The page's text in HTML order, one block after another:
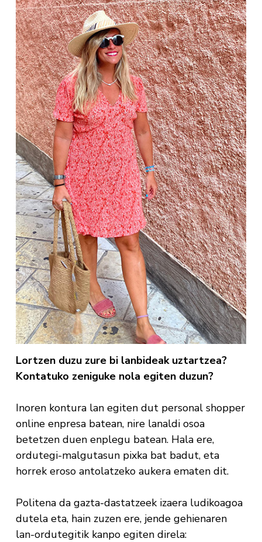
Lortzen duzu zure bi lanbideak uztartzea?
Kontatuko zeniguke nola egiten duzun?
Inoren kontura lan egiten dut personal shopper
online enpresa batean, nire lanaldi osoa
betetzen duen enplegu batean. Hala ere,
ordutegi-malgutasun pixka bat badut, eta
horrek eroso antolatzeko aukera ematen dit.
Politena da gazta-dastatzeek izaera ludikoagoa
dutela eta, hain zuzen ere, jende gehienaren
lan-ordutegitik kanpo egiten direla: